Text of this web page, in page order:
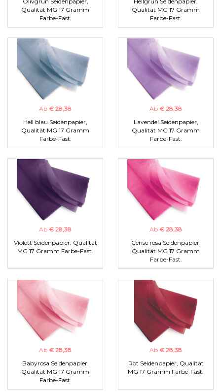
Qualität MG 17 Gramm
Farbe-Fast.
Qualität MG 17 Gramm
Farbe-Fast.
Ab € 28,38
Hell blau Seidenpapier,
Qualität MG 17 Gramm
Farbe-Fast.
Ab € 28,38
Lavendel Seidenpapier,
Qualität MG 17 Gramm
Farbe-Fast.
Ab € 28,38
Violett Seidenpapier, Qualität
MG 17 Gramm Farbe-Fast.
Ab € 28,38
Cerise rosa Seidenpapier,
Qualität MG 17 Gramm
Farbe-Fast.
Ab € 28,38
Babyrosa Seidenpapier,
Qualität MG 17 Gramm
Farbe-Fast.
Ab € 28,38
Rot Seidenpapier, Qualität
MG 17 Gramm Farbe-Fast.